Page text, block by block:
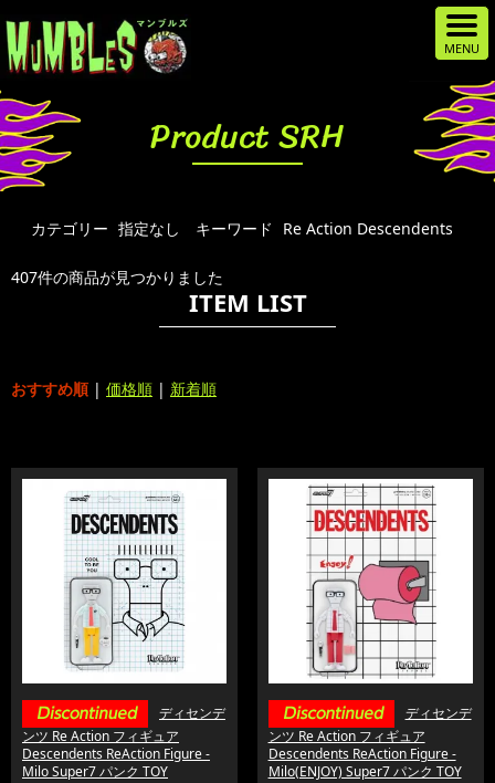
Product SRH
カテゴリー 指定なし キーワード Re Action Descendents
407件の商品が見つかりました
ITEM LIST
おすすめ順 | 価格順 | 新着順
ディセンデ
ンツ Re Action フィギュア
Descendents ReAction Figure -
Milo Super7 パンク TOY
ディセンデ
ンツ Re Action フィギュア
Descendents ReAction Figure -
Milo(ENJOY) Super7 パンク TOY